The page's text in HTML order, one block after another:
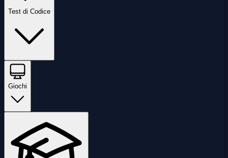
Test di Codice
Giochi